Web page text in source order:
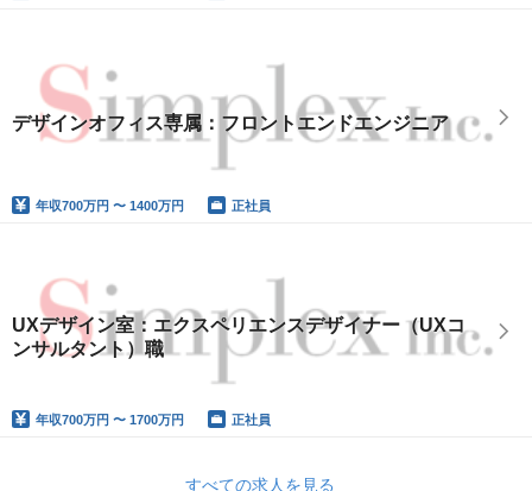
デザインオフィス専属：フロントエンドエンジニア
年収700万円 〜 1400万円 正社員
UXデザイン室：エクスペリエンスデザイナー（UXコ
ンサルタント）職
年収700万円 〜 1700万円 正社員
すべての求人を見る